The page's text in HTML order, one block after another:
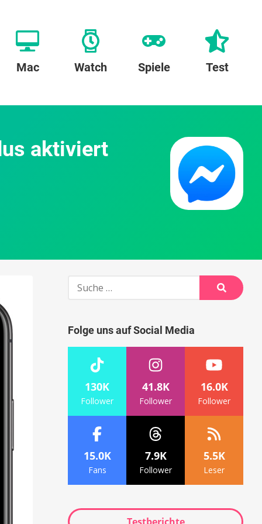
Mac Watch Spiele Test
aktiviert
Suche
Suche
Folge uns auf Social Media
130K
Follower
41.8K
Follower
16.0K
Follower
15.0K
Fans
7.9K
Follower
5.5K
Leser